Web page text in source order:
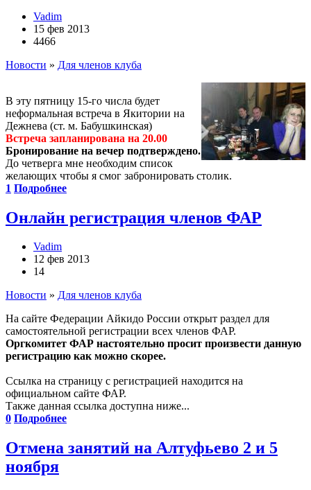
Vadim
15 фев 2013
4466
Новости » Для членов клуба
В эту пятницу 15-го числа будет
неформальная встреча в Якитории на
Дежнева (ст. м. Бабушкинская)
Встреча запланирована на 20.00
Бронирование на вечер подтверждено.
До четверга мне необходим список
желающих чтобы я смог забронировать столик.
1 Подробнее
Онлайн регистрация членов ФАР
Vadim
12 фев 2013
14
Новости » Для членов клуба
На сайте Федерации Айкидо России открыт раздел для
самостоятельной регистрации всех членов ФАР.
Оргкомитет ФАР настоятельно просит произвести данную
регистрацию как можно скорее.
Ссылка на страницу с регистрацией находится на
официальном сайте ФАР.
Также данная ссылка доступна ниже...
0 Подробнее
Отмена занятий на Алтуфьево 2 и 5
ноября